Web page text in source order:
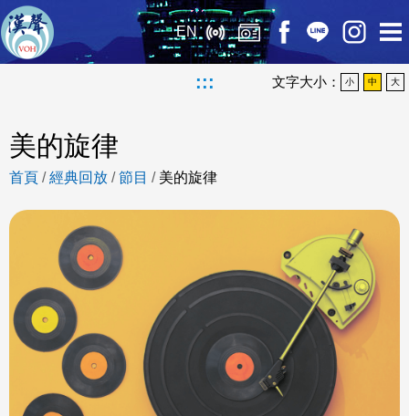
EN
::: 文字大小： 小 中 大
美的旋律
首頁 /經典回放 /節目 / 美的旋律